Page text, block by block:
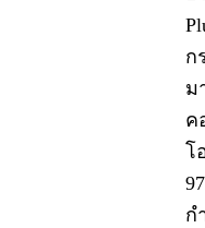
ก
ม
ค
โ
ก